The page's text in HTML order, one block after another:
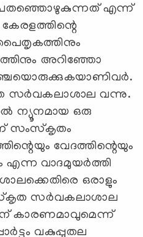
പതഞ്ഞൊഴുകുന്നത് എന്ന്
അറിഞ്ഞോ
സര്‍വകലാശാല വന്നു.
ന്യൂനമായ ഒരു
സംസ്‌കൃതം
വേദത്തിന്റെയും
വാദമുയര്‍ത്തി
ഒരാളും
സര്‍വകലാശാല
കാരണമാവുമെന്ന്
വകുപ്പുതല